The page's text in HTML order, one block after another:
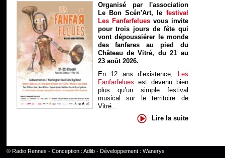
Organisé par l'association
Le Bon Scén'Art, le festival
Les Fanfarfelues vous invite
pour trois jours de fête qui
vont dépoussiérer le monde
des fanfares au pied du
Château de Vitré, du 21 au
23 août 2026.
En 12 ans d’existence, Les
Fanfarfelues est devenu bien
plus qu’un simple festival
musical sur le territoire de
Vitré...
Lire la suite
© Radio Rennes - Conception : Adlib- Développement : Wanerys